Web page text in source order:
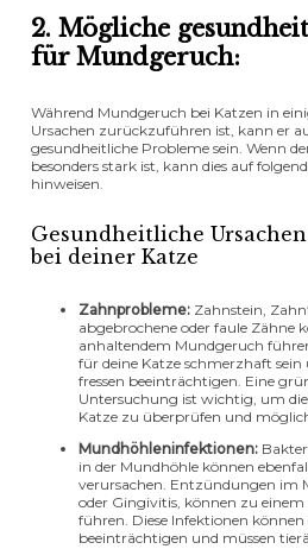
2. Mögliche
für Mundgeruch:
Während Mundgeruch bei Katzen in
Ursachen zurückzuführen ist, kann er
gesundheitliche Probleme sein. Wenn
besonders stark ist, kann dies auf
hinweisen.
Gesundheitliche
bei deiner Katze
Zahnprobleme: Zahnstein,
abgebrochene oder faule Zähne
anhaltendem Mundgeruch
für deine Katze schmerzhaft
fressen beeinträchtigen. Eine
Untersuchung ist wichtig, um
Katze zu überprüfen und
Mundhöhleninfektionen:
in der Mundhöhle können
verursachen. Entzündungen im
oder Gingivitis, können zu
führen. Diese Infektionen
beeinträchtigen und müssen